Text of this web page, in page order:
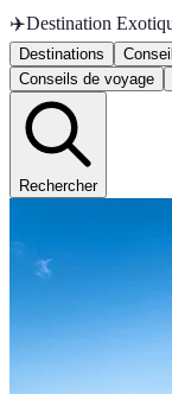
✈️Destination
Destinations
Conseils de voyage
Rechercher